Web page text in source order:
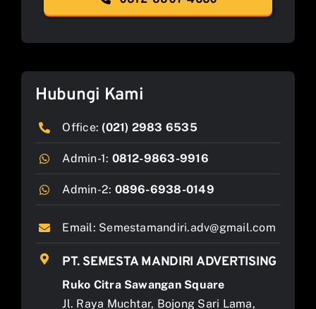
Hubungi Kami
Office: (021) 2983 6535
Admin-1: 0812-9863-9916
Admin-2: 0896-6938-0149
Email: Semestamandiri.adv@gmail.com
PT. SEMESTA MANDIRI ADVERTISING
Ruko Citra Sawangan Square
Jl. Raya Muchtar, Bojong Sari Lama,